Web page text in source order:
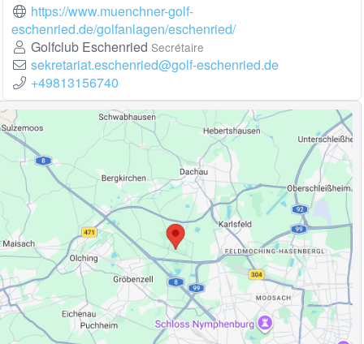
https://www.muenchner-golf-
eschenried.de/golfanlagen/eschenried/
Golfclub Eschenried Secrétaire
sekretariat.eschenried@golf-eschenried.de
+49813156740